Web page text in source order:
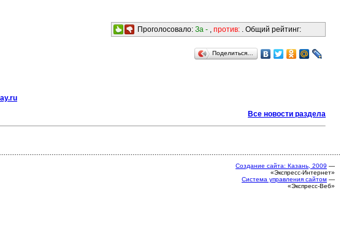
Проголосовало: За - , против: . Общий рейтинг:
Поделиться…
Все новости раздела
Создание сайта: Казань, 2009 —
«Экспресс-Интернет»
Система управления сайтом —
«Экспресс-Веб»